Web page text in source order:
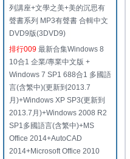
列講座+文學之美+美的沉思有
聲書系列 MP3有聲書 合輯中文
DVD9版(3DVD9)
排行009 最新合集Windows 8
10合1 企業/專業中文版 +
Windows 7 SP1 688合1 多國語
言(含繁中)(更新到2013.7
月)+Windows XP SP3(更新到
2013.7月)+Windows 2008 R2
SP1多國語言(含繁中)+MS
Office 2014+AutoCAD
2014+Microsoft Office 2010